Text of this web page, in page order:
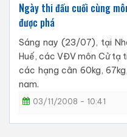
Ngày thi đấu cuối cùng
được phá
Sáng nay (23/07), tại
Huế, các VĐV môn Cử tạ
các hạng cân 60kg,
nam.
03/11/2008 - 10:41